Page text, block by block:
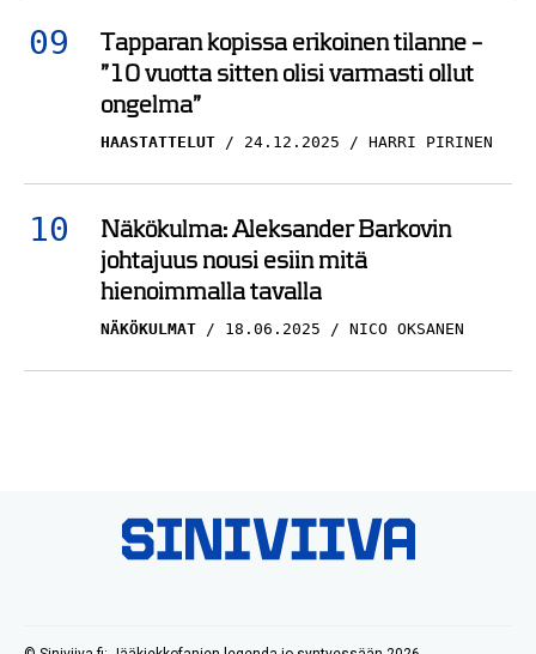
Tapparan kopissa erikoinen tilanne –
”10 vuotta sitten olisi varmasti ollut
ongelma”
HAASTATTELUT 24.12.2025 HARRI PIRINEN
Näkökulma: Aleksander Barkovin
johtajuus nousi esiin mitä
hienoimmalla tavalla
NÄKÖKULMAT 18.06.2025 NICO OKSANEN